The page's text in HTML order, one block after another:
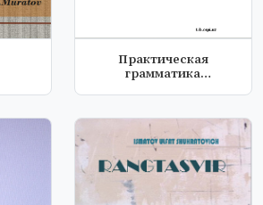
Практическая
грамматика